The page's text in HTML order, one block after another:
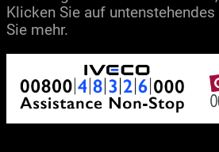
Klicken Sie auf
Sie mehr.